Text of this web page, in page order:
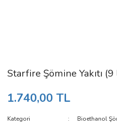
Starfire Şömine Yakıtı
1.740,00 TL
Kategori
Bioethanol